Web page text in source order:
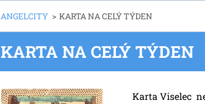
ANGELCITY > KARTA NA CELÝ TÝDEN
KARTA NA CELÝ TÝDEN
Karta Viselec